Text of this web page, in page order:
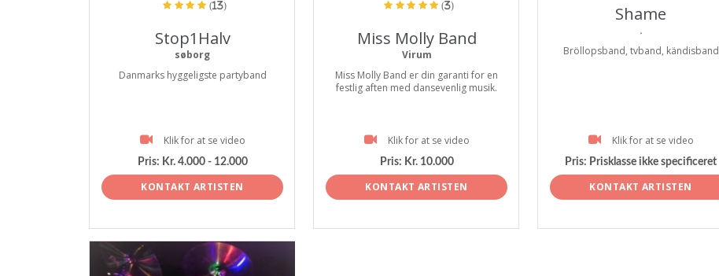
(13)
Stop1Halv
søborg
Danmarks hyggeligste partyband
Klik for at se video
Pris: Kr. 4.000 - 12.000
KONTAKT ARTISTEN
(3)
Miss Molly Band
Virum
Miss Molly Band er din garanti for en
festlig aften med dansevenlig musik.
Klik for at se video
Pris: Kr. 10.000
KONTAKT ARTISTEN
Shame
.
Bröllopsband, tvband, kändisband
Klik for at se video
Pris: Prisklasse ikke specificeret
KONTAKT ARTISTEN